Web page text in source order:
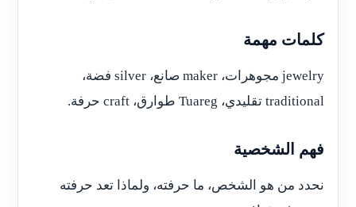
كلمات مهمة
jewelry مجوهرات، maker صانع، silver فضة،
traditional تقليدي، Tuareg طوارق، craft حرفة.
فهم الشخصية
نحدد من هو الشخص، ما حرفته، ولماذا تعد حرفته